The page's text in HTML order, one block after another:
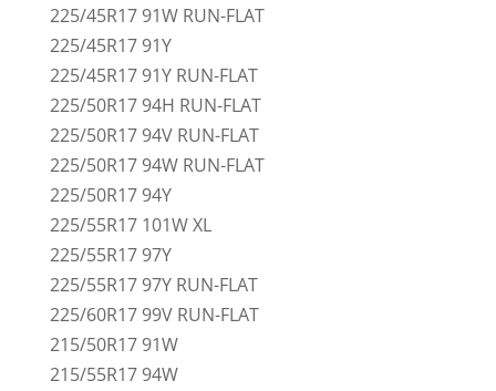
225/45R17 91W RUN-FLAT
225/45R17 91Y
225/45R17 91Y RUN-FLAT
225/50R17 94H RUN-FLAT
225/50R17 94V RUN-FLAT
225/50R17 94W RUN-FLAT
225/50R17 94Y
225/55R17 101W XL
225/55R17 97Y
225/55R17 97Y RUN-FLAT
225/60R17 99V RUN-FLAT
215/50R17 91W
215/55R17 94W